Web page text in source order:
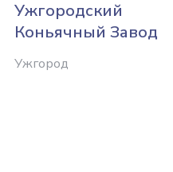
Ужгородский
Коньячный Завод
Ужгород